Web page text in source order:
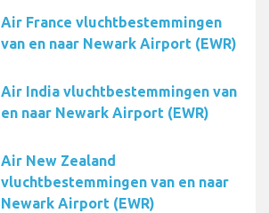
Air France vluchtbestemmingen
van en naar Newark Airport (EWR)
Air India vluchtbestemmingen van
en naar Newark Airport (EWR)
Air New Zealand
vluchtbestemmingen van en naar
Newark Airport (EWR)